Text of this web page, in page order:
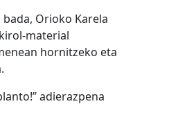
Orioko Karela
material
hornitzeko eta
adierazpena